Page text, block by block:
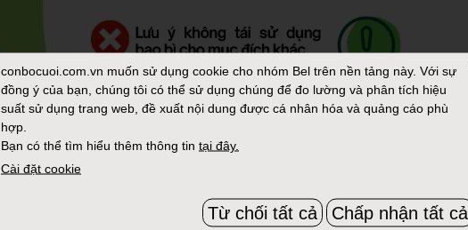
conbocuoi.com.vn muốn sử dụng cookie cho nhóm Bel trên nền tảng này. Với sự
đồng ý của bạn, chúng tôi có thể sử dụng chúng để đo lường và phân tích hiệu
suất sử dụng trang web, đề xuất nội dung được cá nhân hóa và quảng cáo phù
hợp.
Bạn có thể tìm hiểu thêm thông tin tại đây.
Cài đặt cookie
Từ chối tất cả Chấp nhận tất cả